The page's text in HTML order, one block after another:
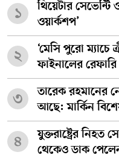
১
থিয়েটার
ওয়ার্কশপ’
২
‘মেসি পুরো
ফাইনালের রেফারি
৩
তারেক রহমানের
আছে: মার্কিন
৪
যুক্তরাষ্ট্রের নিহত
থেকেও ডাক